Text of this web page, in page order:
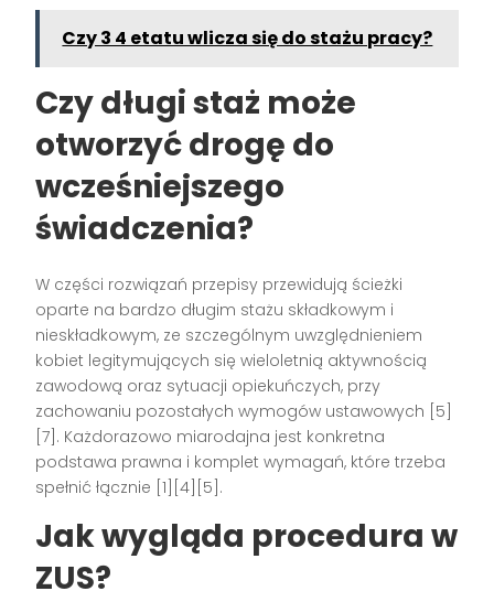
Czy 3 4 etatu wlicza się do stażu pracy?
Czy długi staż może
otworzyć drogę do
wcześniejszego
świadczenia?
W części rozwiązań przepisy przewidują ścieżki
oparte na bardzo długim stażu składkowym i
nieskładkowym, ze szczególnym uwzględnieniem
kobiet legitymujących się wieloletnią aktywnością
zawodową oraz sytuacji opiekuńczych, przy
zachowaniu pozostałych wymogów ustawowych [5]
[7]. Każdorazowo miarodajna jest konkretna
podstawa prawna i komplet wymagań, które trzeba
spełnić łącznie [1][4][5].
Jak wygląda procedura w
ZUS?